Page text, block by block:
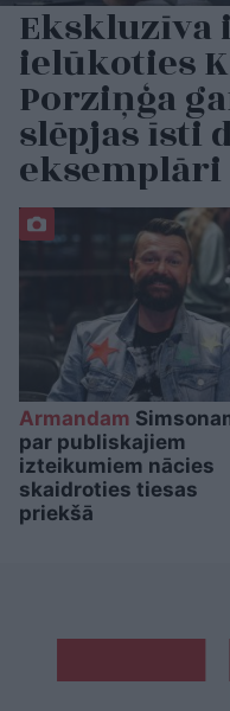
Ekskluzīva
ielūkoties
Porziņģa
slēpjas īsti
eksemplāri
Armandam
par publiskajiem
izteikumiem nācies
skaidroties tiesas
priekšā